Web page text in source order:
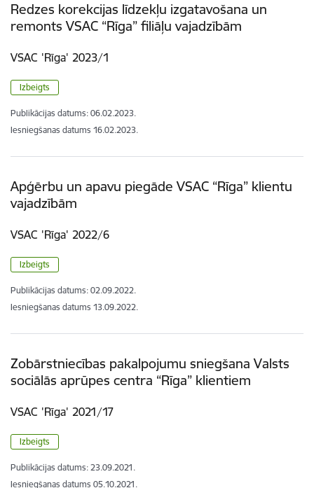
Redzes korekcijas līdzekļu izgatavošana un
remonts VSAC “Rīga” filiāļu vajadzībām
VSAC 'Rīga' 2023/1
Izbeigts
Publikācijas datums: 06.02.2023.
Iesniegšanas datums 16.02.2023.
Apģērbu un apavu piegāde VSAC “Rīga” klientu
vajadzībām
VSAC 'Rīga' 2022/6
Izbeigts
Publikācijas datums: 02.09.2022.
Iesniegšanas datums 13.09.2022.
Zobārstniecības pakalpojumu sniegšana Valsts
sociālās aprūpes centra “Rīga” klientiem
VSAC 'Rīga' 2021/17
Izbeigts
Publikācijas datums: 23.09.2021.
Iesniegšanas datums 05.10.2021.